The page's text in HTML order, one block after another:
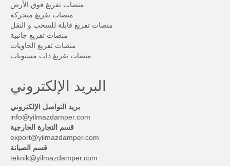
المستشار الفني
منصات تفريغ فوق الأرض
منصات تفريغ متحركة
منصات تفريغ قابلة للسحب و النقل
منصات تفريغ جانبية
منصات تفريغ الحاويات
منصات تفريغ ذات مستويات
البريد الإلكتروني
بريد التواصل الإلكتروني
info@yilmazdamper.com
قسم التجارة الخارجية
export@yilmazdamper.com
قسم الصيانة
teknik@yilmazdamper.com